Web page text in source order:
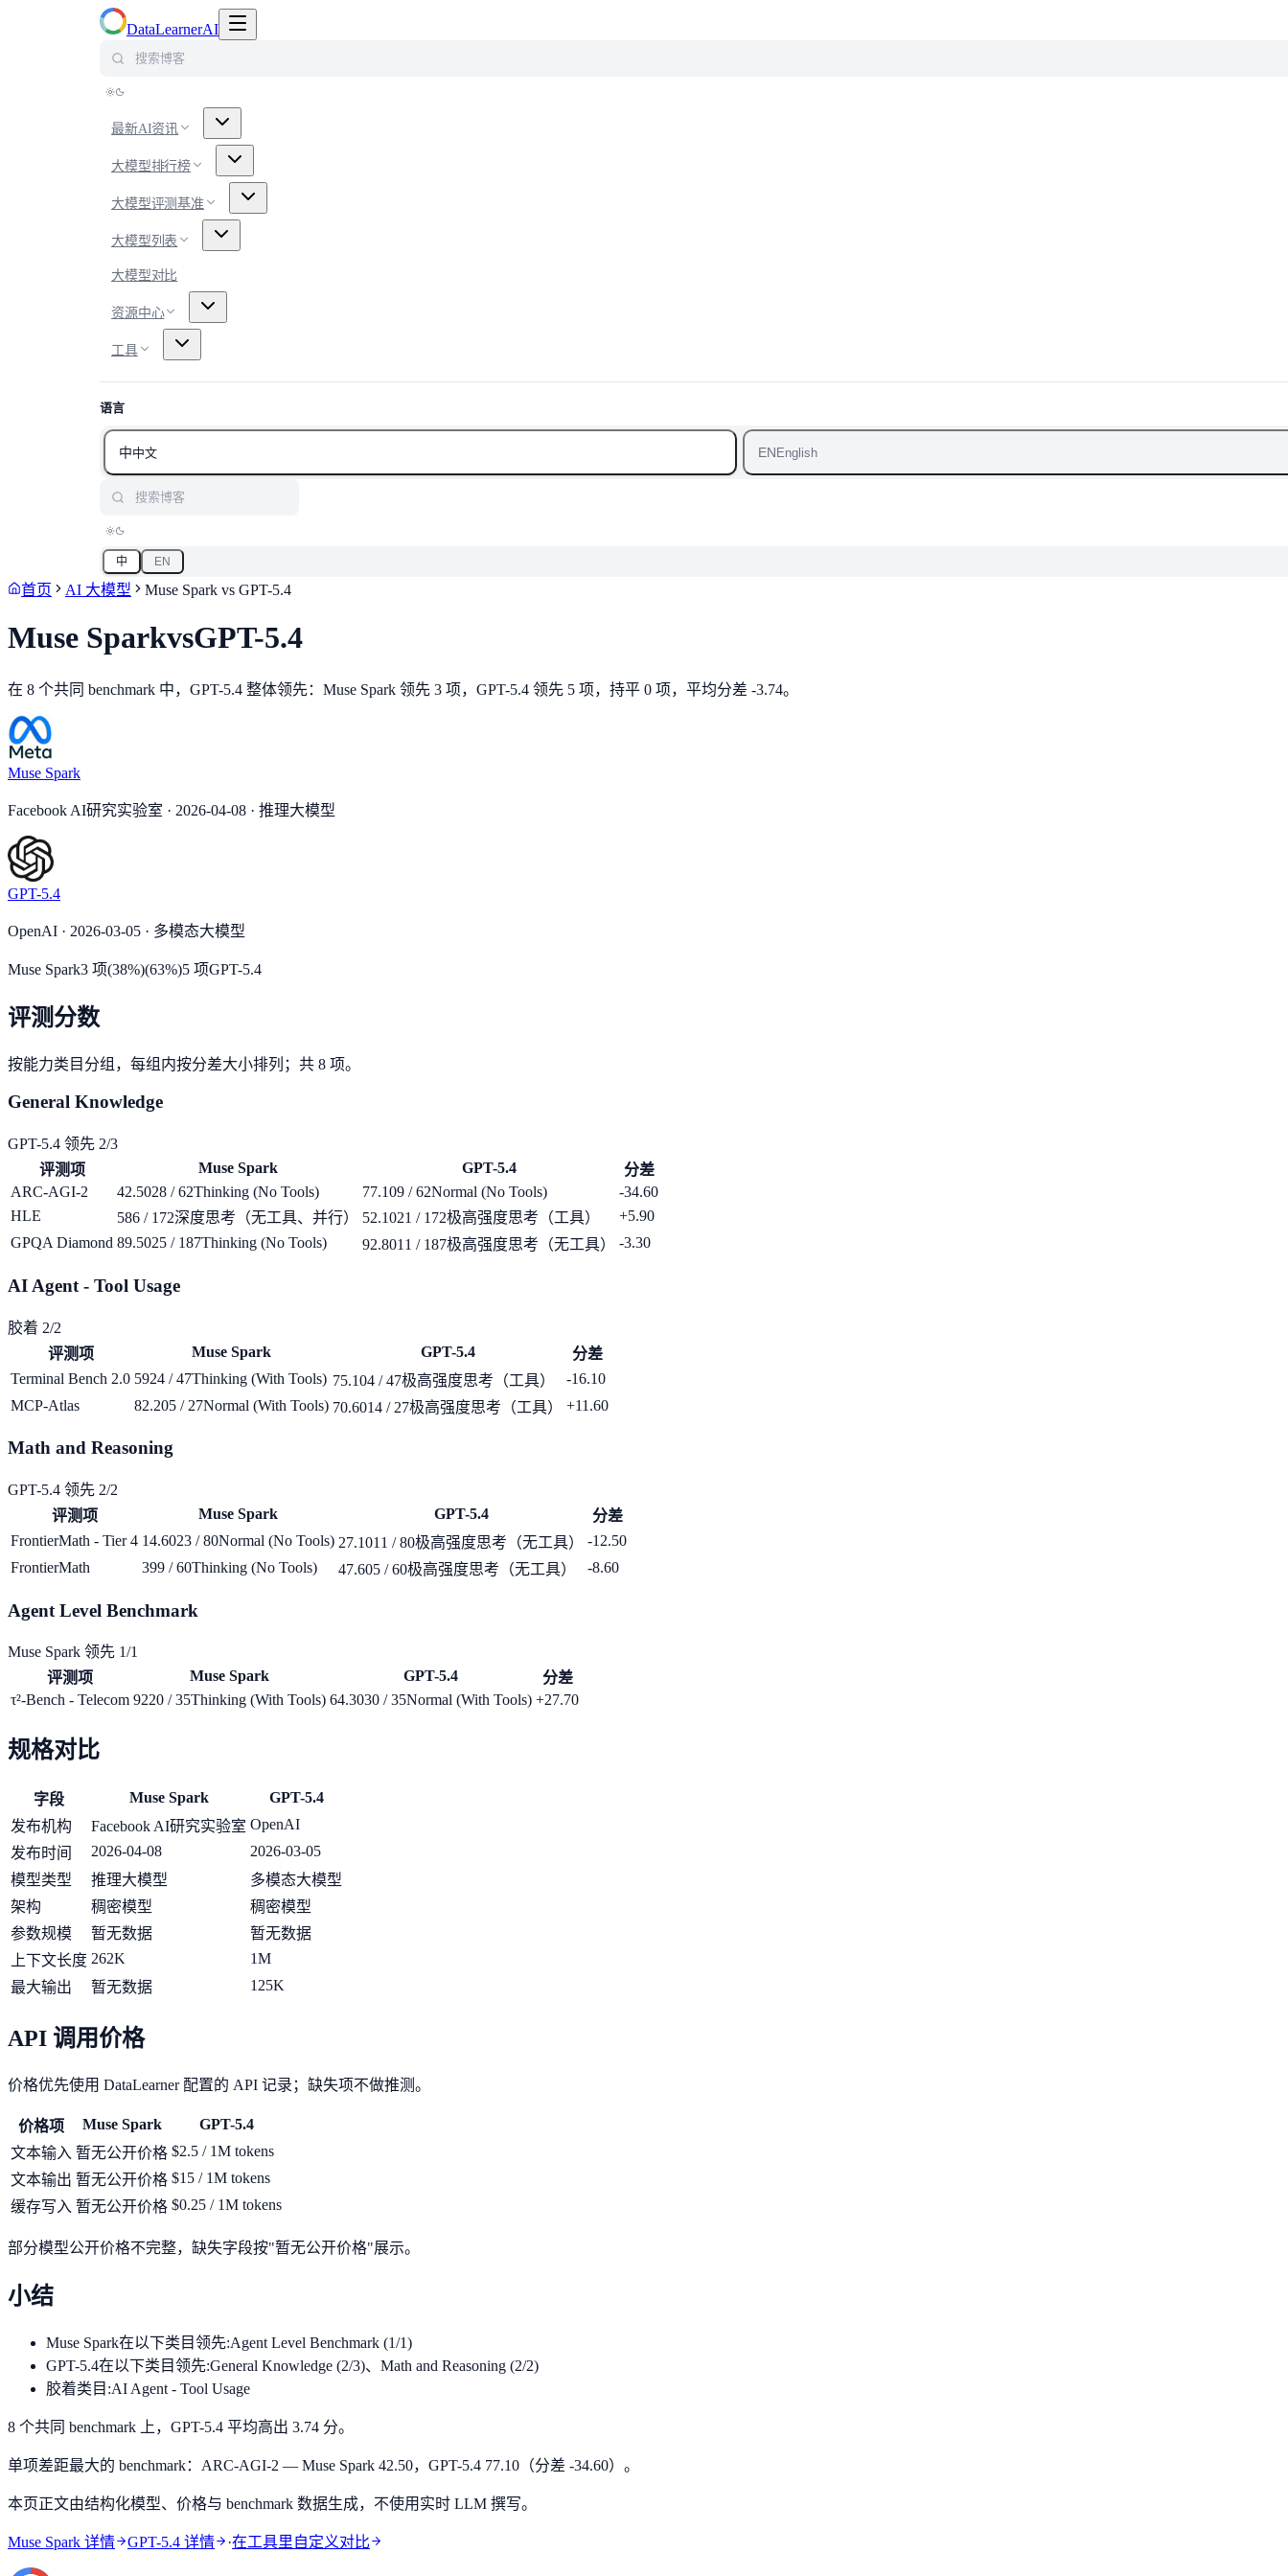
DataLearnerAI
最新AI资讯
大模型排行榜
大模型评测基准
大模型列表
大模型对比
资源中心
工具
语言
中中文 ENEnglish
中 EN
首页 AI 大模型 Muse Spark vs GPT-5.4
Muse SparkvsGPT-5.4
在 8 个共同 benchmark 中，GPT-5.4 整体领先：Muse Spark 领先 3 项，GPT-5.4 领先 5 项，持平 0 项，平均分差 -3.74。
Muse Spark
Facebook AI研究实验室 · 2026-04-08 · 推理大模型
GPT-5.4
OpenAI · 2026-03-05 · 多模态大模型
Muse Spark3 项(38%)(63%)5 项GPT-5.4
评测分数
按能力类目分组，每组内按分差大小排列；共 8 项。
General Knowledge
GPT-5.4 领先 2/3
评测项
Muse Spark GPT-5.4
分差
ARC-AGI-2
42.5028 / 62Thinking (No Tools) 77.109 / 62Normal (No Tools)
-34.60
HLE
586 / 172深度思考（无工具、并行） 52.1021 / 172极高强度思考（工具）
+5.90
GPQA Diamond 89.5025 / 187Thinking (No Tools) 92.8011 / 187极高强度思考（无工具） -3.30
AI Agent - Tool Usage
胶着 2/2
评测项
Muse Spark GPT-5.4
分差
Terminal Bench 2.0 5924 / 47Thinking (With Tools) 75.104 / 47极高强度思考（工具）
-16.10
MCP-Atlas
82.205 / 27Normal (With Tools) 70.6014 / 27极高强度思考（工具） +11.60
Math and Reasoning
GPT-5.4 领先 2/2
评测项
Muse Spark GPT-5.4
分差
FrontierMath - Tier 4 14.6023 / 80Normal (No Tools) 27.1011 / 80极高强度思考（无工具）
-12.50
FrontierMath
399 / 60Thinking (No Tools) 47.605 / 60极高强度思考（无工具） -8.60
Agent Level Benchmark
Muse Spark 领先 1/1
评测项
Muse Spark GPT-5.4
分差
τ²-Bench - Telecom 9220 / 35Thinking (With Tools) 64.3030 / 35Normal (With Tools) +27.70
规格对比
字段 Muse Spark
GPT-5.4
发布机构
Facebook AI研究实验室 OpenAI
发布时间
2026-04-08
2026-03-05
模型类型
推理大模型
多模态大模型
架构
稠密模型
稠密模型
参数规模
暂无数据
暂无数据
上下文长度 262K
1M
最大输出
暂无数据 125K
API 调用价格
价格优先使用 DataLearner 配置的 API 记录；缺失项不做推测。
价格项 Muse Spark
GPT-5.4
文本输入 暂无公开价格 $2.5 / 1M tokens
文本输出 暂无公开价格 $15 / 1M tokens
缓存写入 暂无公开价格 $0.25 / 1M tokens
部分模型公开价格不完整，缺失字段按"暂无公开价格"展示。
小结
Muse Spark在以下类目领先:Agent Level Benchmark (1/1)
GPT-5.4在以下类目领先:General Knowledge (2/3)、Math and Reasoning (2/2)
胶着类目:AI Agent - Tool Usage
8 个共同 benchmark 上，GPT-5.4 平均高出 3.74 分。
单项差距最大的 benchmark：ARC-AGI-2 — Muse Spark 42.50，GPT-5.4 77.10（分差 -34.60）。
本页正文由结构化模型、价格与 benchmark 数据生成，不使用实时 LLM 撰写。
Muse Spark 详情 GPT-5.4 详情 ·在工具里自定义对比